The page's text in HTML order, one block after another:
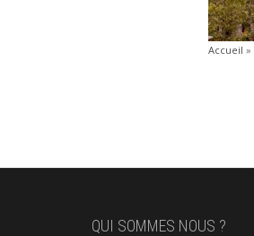
Accueil »
QUI SOMMES NOUS ?